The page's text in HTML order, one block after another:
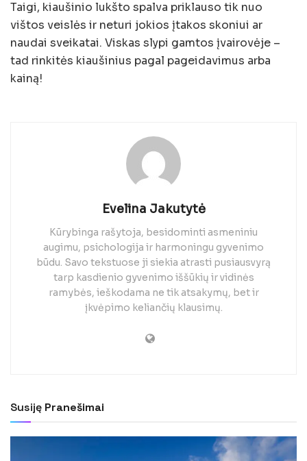
Taigi, kiaušinio lukšto spalva priklauso tik nuo
vištos veislės ir neturi jokios įtakos skoniui ar
naudai sveikatai. Viskas slypi gamtos įvairovėje –
tad rinkitės kiaušinius pagal pageidavimus arba
kainą!
Evelina Jakutytė
Kūrybinga rašytoja, besidominti asmeniniu
augimu, psichologija ir harmoningu gyvenimo
būdu. Savo tekstuose ji siekia atrasti pusiausvyrą
tarp kasdienio gyvenimo iššūkių ir vidinės
ramybės, ieškodama ne tik atsakymų, bet ir
įkvėpimo keliančių klausimų.
Susiję Pranešimai